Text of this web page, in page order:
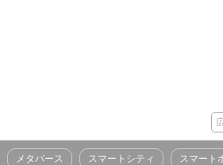
メタバース スマートシティ スマート